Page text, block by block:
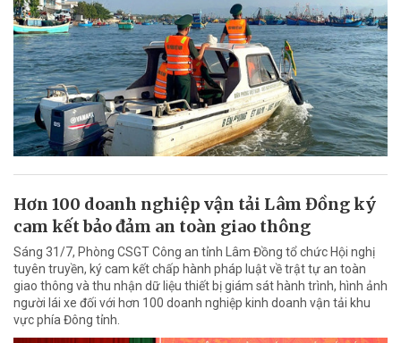
Hơn 100 doanh nghiệp vận tải Lâm Đồng ký
cam kết bảo đảm an toàn giao thông
Sáng 31/7, Phòng CSGT Công an tỉnh Lâm Đồng tổ chức Hội nghị
tuyên truyền, ký cam kết chấp hành pháp luật về trật tự an toàn
giao thông và thu nhận dữ liệu thiết bị giám sát hành trình, hình ảnh
người lái xe đối với hơn 100 doanh nghiệp kinh doanh vận tải khu
vực phía Đông tỉnh.